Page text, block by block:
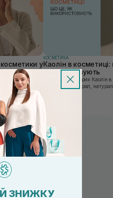
у
популярної
вибір
2025 р...
КОСМЕТИКА
Каолін в
використовують
Автор: Юлія Цебрик Каолін в косметології – це
природний мінерал,
завдяки великій кількості
від 3000 UAH
ЗНИЖКУ